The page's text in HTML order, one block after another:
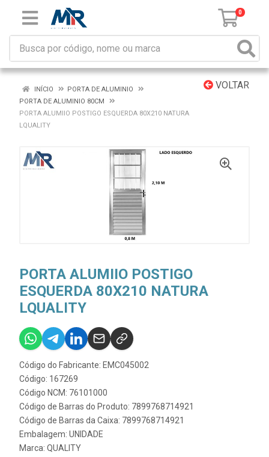
0
VOLTAR
INÍCIO
PORTA DE ALUMINIO
PORTA DE ALUMINIO 80CM
PORTA ALUMIIO POSTIGO ESQUERDA 80X210 NATURA
LQUALITY
PORTA ALUMIIO POSTIGO
ESQUERDA 80X210 NATURA
LQUALITY
Código do Fabricante: EMC045002
Código: 167269
Código NCM: 76101000
Código de Barras do Produto: 7899768714921
Código de Barras da Caixa: 7899768714921
Embalagem: UNIDADE
Marca: QUALITY